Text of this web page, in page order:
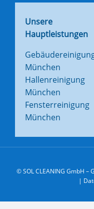
Unsere
Hauptleistungen
München
Hallenreinigung
München
Fensterreinigung
München
© SOL CLEANING GmbH –
|